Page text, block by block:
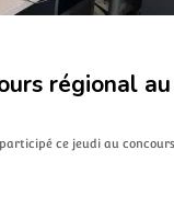
régional au
ce jeudi au concours